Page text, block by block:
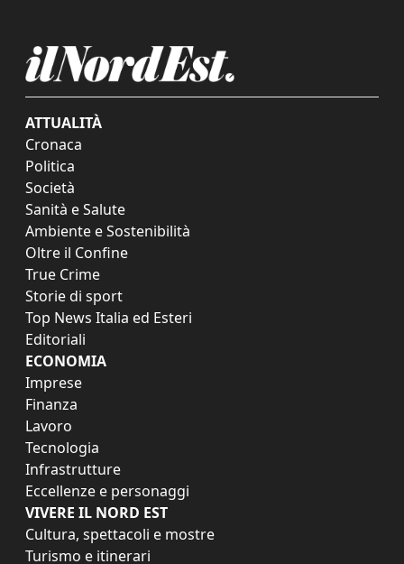
ATTUALITÀ
Cronaca
Politica
Società
Sanità e Salute
Ambiente e Sostenibilità
Oltre il Confine
True Crime
Storie di sport
Top News Italia ed Esteri
Editoriali
ECONOMIA
Imprese
Finanza
Lavoro
Tecnologia
Infrastrutture
Eccellenze e personaggi
VIVERE IL NORD EST
Cultura, spettacoli e mostre
Turismo e itinerari